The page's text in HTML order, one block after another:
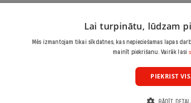
Lai turpinātu, lūdzam
Mēs izmantojam tikai sīkdatnes, kas nepieciešamas lapas
mainīt piekrišanu. Vairāk lasi
PIEKRIST